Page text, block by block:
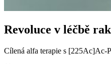
Revoluce v léčbě
Cílená alfa terapie s [225Ac]Ac-